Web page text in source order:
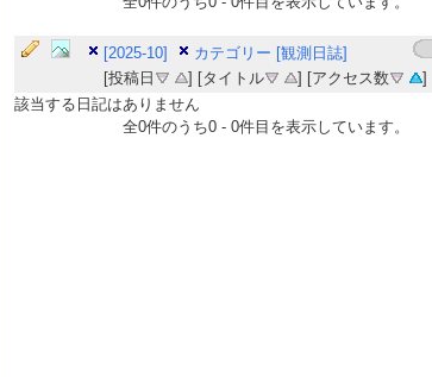
[2025-10]
カテゴリー [観測日誌]
[投稿日
] [タイトル ] [アクセス数
]
該当する日記はありません
全0件のうち0- 0件目を表示しています。